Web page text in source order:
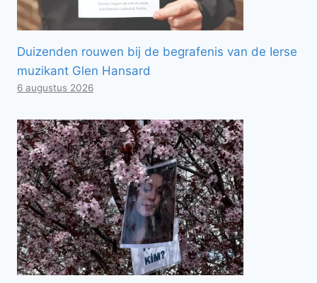
Duizenden rouwen bij de begrafenis van de Ierse
muzikant Glen Hansard
6 augustus 2026